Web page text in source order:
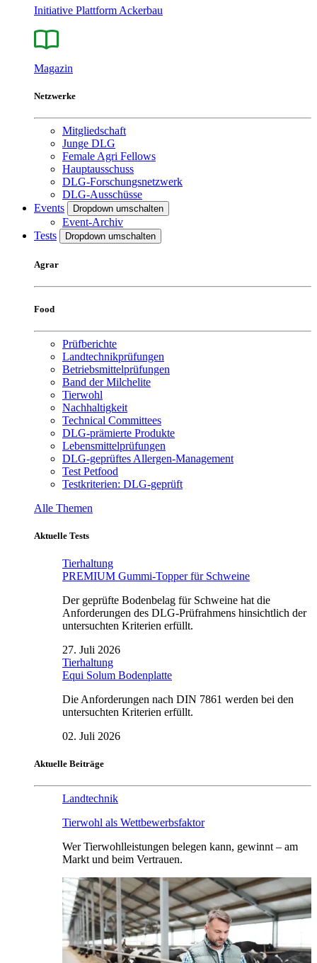
Initiative Plattform Ackerbau
Magazin
Netzwerke
Mitgliedschaft
Junge DLG
Female Agri Fellows
Hauptausschuss
DLG-Forschungsnetzwerk
DLG-Ausschüsse
Events
Dropdown umschalten
Event-Archiv
Tests
Dropdown umschalten
Agrar
Food
Prüfberichte
Landtechnikprüfungen
Betriebsmittelprüfungen
Band der Milchelite
Tierwohl
Nachhaltigkeit
Technical Committees
DLG-prämierte Produkte
Lebensmittelprüfungen
DLG-geprüftes Allergen-Management
Test Petfood
Testkriterien: DLG-geprüft
Alle Themen
Aktuelle Tests
Tierhaltung
PREMIUM Gummi-Topper für Schweine
Der geprüfte Bodenbelag für Schweine hat die
Anforderungen des DLG-Prüfrahmens hinsichtlich der
untersuchten Kriterien erfüllt.
27. Juli 2026
Tierhaltung
Equi Solum Bodenplatte
Die Anforderungen nach DIN 7861 werden bei den
untersuchten Kriterien erfüllt.
02. Juli 2026
Aktuelle Beiträge
Landtechnik
Tierwohl als Wettbewerbsfaktor
Wer Tierwohlleistungen belegen kann, gewinnt – am
Markt und beim Vertrauen.